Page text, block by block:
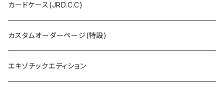
カードケース(JRD.C.C)
カスタムオーダーページ(特設)
エキゾチックエディション